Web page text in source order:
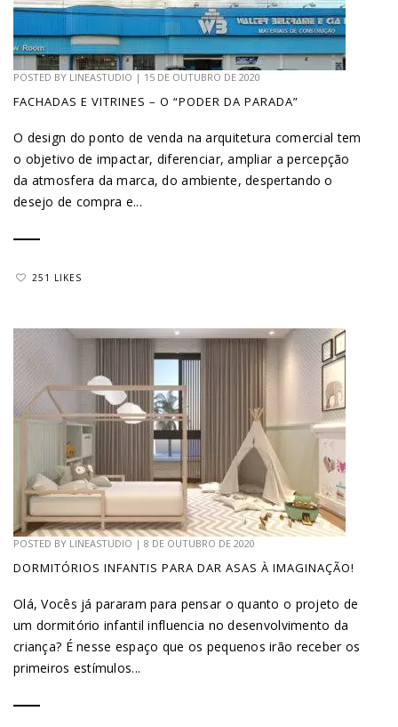
POSTED BY LINEASTUDIO | 15 DE OUTUBRO DE 2020
FACHADAS E VITRINES – O “PODER DA PARADA”
O design do ponto de venda na arquitetura comercial tem
o objetivo de impactar, diferenciar, ampliar a percepção
da atmosfera da marca, do ambiente, despertando o
desejo de compra e...
251 LIKES
POSTED BY LINEASTUDIO | 8 DE OUTUBRO DE 2020
DORMITÓRIOS INFANTIS PARA DAR ASAS À IMAGINAÇÃO!
Olá, Vocês já pararam para pensar o quanto o projeto de
um dormitório infantil influencia no desenvolvimento da
criança? É nesse espaço que os pequenos irão receber os
primeiros estímulos...